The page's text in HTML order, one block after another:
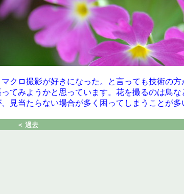
マクロ撮影が好きになった。と言っても技術の
てみようかと思っています。花を撮るのは鳥
見当たらない場合が多く困ってしまうことが多
＜ 過去